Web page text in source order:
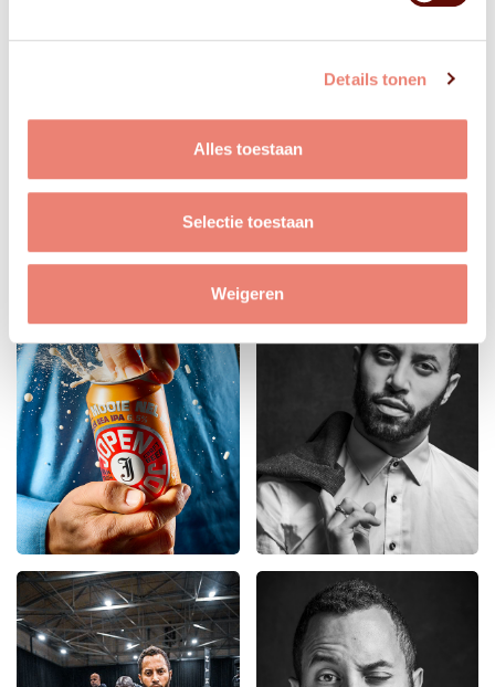
Details tonen
Alles toestaan
Selectie toestaan
Weigeren